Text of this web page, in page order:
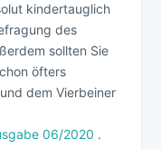
kindertauglich
des
sollten Sie
öfters
dem Vierbeiner
06/2020 .